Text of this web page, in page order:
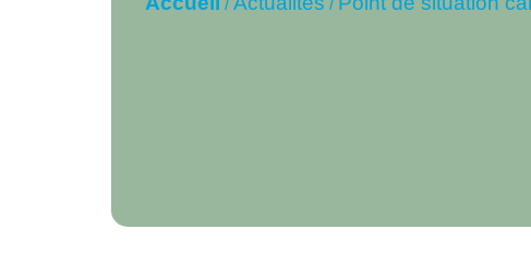
/ /